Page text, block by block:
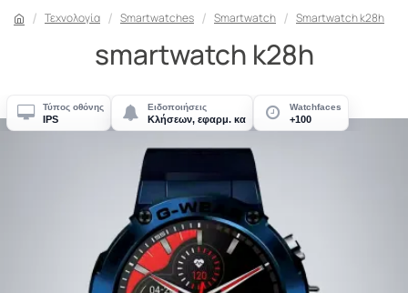
Τεχνολογία Smartwatches Smartwatch Smartwatch k28h
smartwatch k28h
Τύπος οθόνης
IPS
Ειδοποιήσεις
Κλήσεων, εφαρμ. κα
Watchfaces
+100